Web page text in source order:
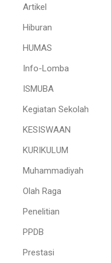
Artikel
Hiburan
HUMAS
Info-Lomba
ISMUBA
Kegiatan Sekolah
KESISWAAN
KURIKULUM
Muhammadiyah
Olah Raga
Penelitian
PPDB
Prestasi